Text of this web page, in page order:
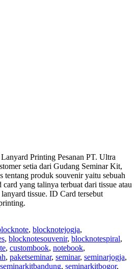
Printing Pesanan PT. Ultra
setia dari Gudang Seminar Kit,
tentang produk souvenir yaitu sebuah
yang talinya terbuat dari tissue atau
tissue. ID Card tersebut
, blocknotejogja,
, blocknotesouvenir, blocknotespiral,
, custombook, notebook,
, paketseminar, seminar, seminarjogja,
seminarkitbandung, seminarkitbogor,